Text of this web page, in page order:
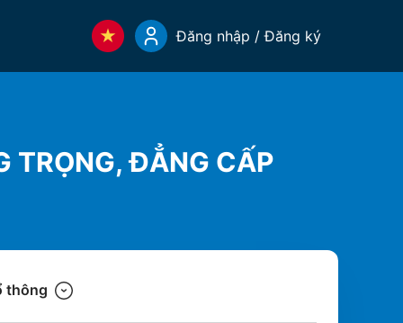
Đăng nhập / Đăng ký
TRỌNG, ĐẲNG CẤP
thông